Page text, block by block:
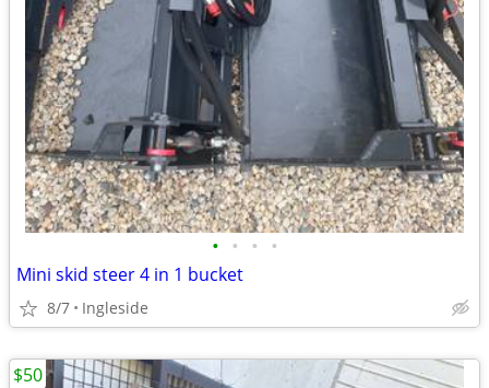
• • • •
Mini skid steer 4 in 1 bucket
8/7 Ingleside
$50